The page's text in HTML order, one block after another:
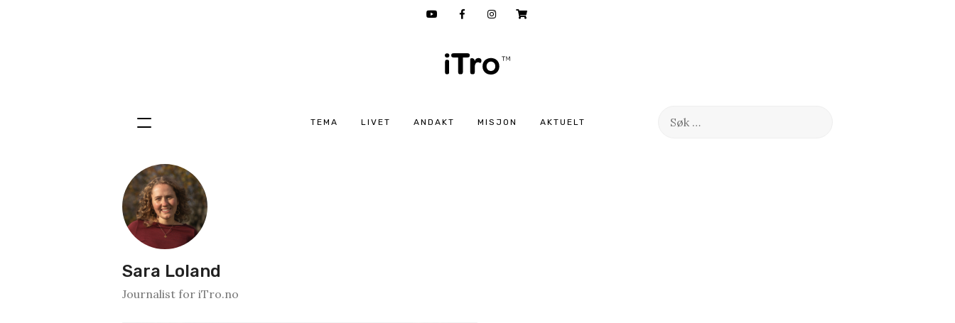
TEMA LIVET ANDAKT MISJON AKTUELT
Søk
Hopp
innhold
Sara Loland
Journalist for iTro.no